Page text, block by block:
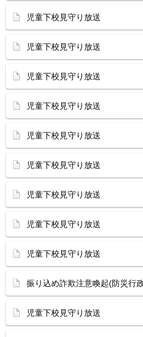
児童下校見守り放送
児童下校見守り放送
児童下校見守り放送
児童下校見守り放送
児童下校見守り放送
児童下校見守り放送
児童下校見守り放送
児童下校見守り放送
児童下校見守り放送
振り込め詐欺注意喚起(防災行
児童下校見守り放送